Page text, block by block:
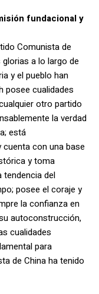
fundacional y
Comunista de
a lo largo de
y el pueblo han
posee cualidades
otro partido
la verdad
está
con una base
y toma
tendencia del
posee el coraje y
la confianza en
autoconstrucción,
cualidades
para
de China ha tenido